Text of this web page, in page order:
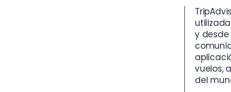
y
vuelos,
del